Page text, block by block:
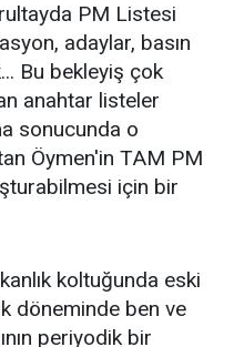
PM Listesi
adaylar, basın
Bu bekleyiş çok
anahtar listeler
sonucunda o
Öymen'in TAM PM
için bir
koltuğunda eski
döneminde ben ve
periyodik bir